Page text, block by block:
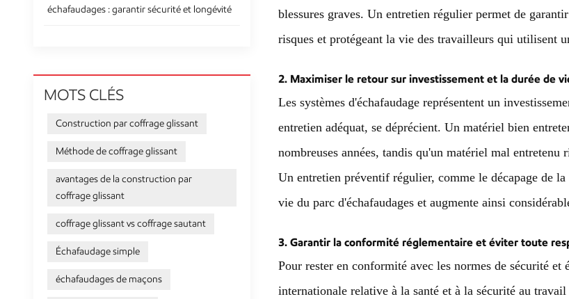
blessures graves. Un entretien régulier permet de
risques et protégeant la vie des travailleurs qui utilisent
2. Maximiser le retour sur investissement et la durée de
Les systèmes d'échafaudage représentent un
entretien adéquat, se déprécient. Un matériel bien
nombreuses années, tandis qu'un matériel mal
Un entretien préventif régulier, comme le décapage de
vie du parc d'échafaudages et augmente ainsi
3. Garantir la conformité réglementaire et éviter toute
Pour rester en conformité avec les normes de sécurité
internationale relative à la santé et à la sécurité au
échafaudages : garantir sécurité et longévité
MOTS CLÉS
Construction par coffrage glissant
Méthode de coffrage glissant
avantages de la construction par
coffrage glissant
coffrage glissant vs coffrage sautant
Échafaudage simple
échafaudages de maçons